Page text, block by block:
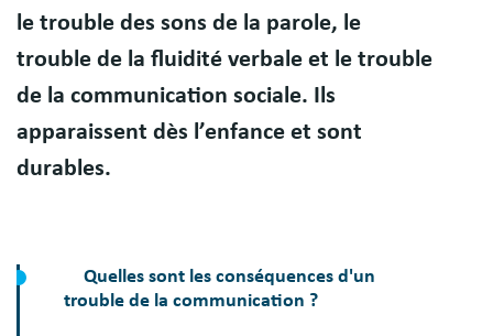
le trouble des sons de la parole, le
trouble de la fluidité verbale et le trouble
de la communication sociale. Ils
apparaissent dès l’enfance et sont
durables.
Quelles sont les conséquences d'un
trouble de la communication ?